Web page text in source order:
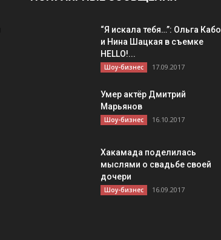
“Я искала тебя…”: Ольга Кабо
и Нина Шацкая в съемке
HELLO!...
Шоу-бизнес 17.09.2017
Умер актёр Дмитрий
Марьянов
Шоу-бизнес 16.10.2017
Хакамада поделилась
мыслями о свадьбе своей
дочери
Шоу-бизнес 16.09.2017